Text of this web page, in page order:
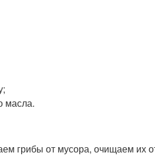
масла.
грибы от мусора, очищаем их